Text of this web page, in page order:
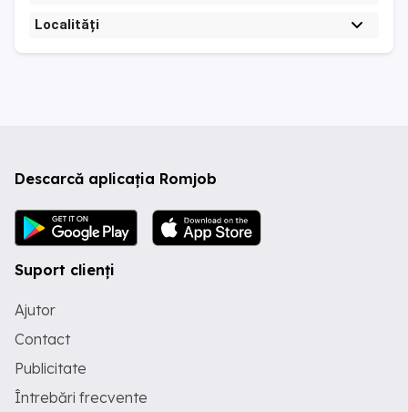
Localități
Descarcă aplicația Romjob
Suport clienți
Ajutor
Contact
Publicitate
Întrebări frecvente